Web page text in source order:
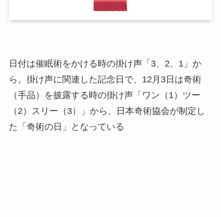
日付は催眠術をかける時の掛け声「3、2、1」か
ら。掛け声に関連した記念日で、12月3日は奇術
（手品）を披露する時の掛け声「ワン（1）ツー
（2）スリー（3）」から、日本奇術協会が制定し
た「奇術の日」となっている